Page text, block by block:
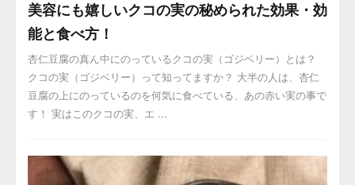
美容にも嬉しいクコの実の秘められた効果・効
能と食べ方！
杏仁豆腐の真ん中にのっているクコの実（ゴジベリー）とは？
クコの実（ゴジベリー）って知ってますか？ 大半の人は、杏仁
豆腐の上にのっているのを何気に食べている、あの赤い実の事で
す！ 実はこのクコの実、エ ...